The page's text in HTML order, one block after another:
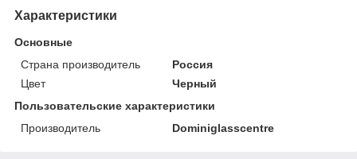
Характеристики
Основные
Страна производитель
Россия
Цвет
Черный
Пользовательские характеристики
Производитель
Dominiglasscentre